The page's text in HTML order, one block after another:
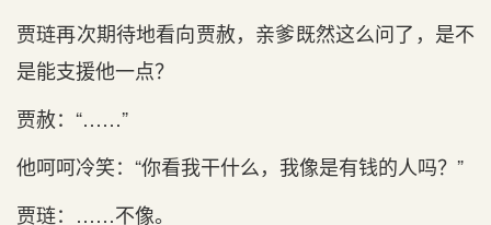
贾琏再次期待地看向贾赦，亲爹既然这么问了，是不
是能支援他一点？
贾赦：“……”
他呵呵冷笑：“你看我干什么，我像是有钱的人吗？”
贾琏：……不像。